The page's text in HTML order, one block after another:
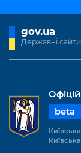
gov.ua
Державні
beta